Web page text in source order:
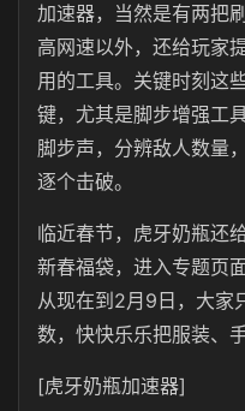
加速器，当然是有两把
高网速以外，还给玩家
用的工具。关键时刻这
键，尤其是脚步增强工
脚步声，分辨敌人数量
逐个击破。
临近春节，虎牙奶瓶还
新春福袋，进入专题页
从现在到2月9日，大家
数，快快乐乐把服装、
[虎牙奶瓶加速器]